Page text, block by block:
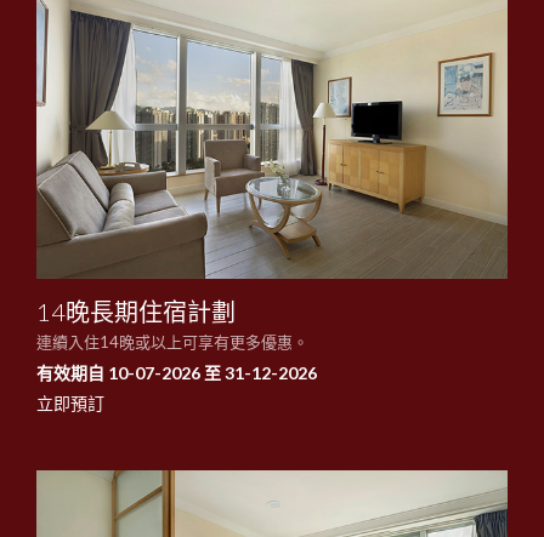
14晚長期住宿計劃
連續入住14晚或以上可享有更多優惠。
有效期自 10-07-2026 至 31-12-2026
立即預訂